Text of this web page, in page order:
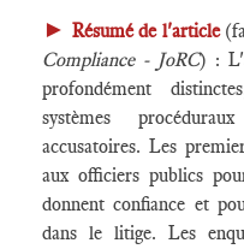
► Résumé de l'article
Compliance - JoRC) :
profondément
systèmes
accusatoires. Les
aux officiers publics
donnent confiance et
dans le litige. Les